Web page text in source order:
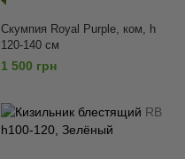
Скумпия Royal Purple, ком, h
120-140 см
1 500 грн